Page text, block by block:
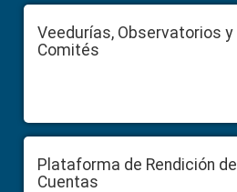
Veedurías, Observatorios y
Comités
Plataforma de Rendición de
Cuentas